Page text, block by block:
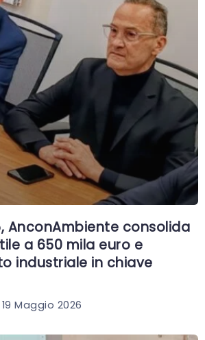
AnconAmbiente consolida
a 650 mila euro e
industriale in chiave
19 Maggio 2026